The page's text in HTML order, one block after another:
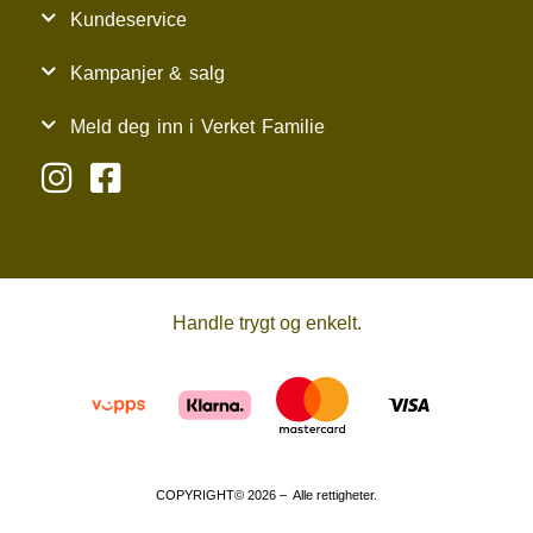
Kundeservice
Kampanjer & salg
Meld deg inn i Verket Familie
Handle trygt og enkelt.
COPYRIGHT© 2026 – Alle rettigheter.